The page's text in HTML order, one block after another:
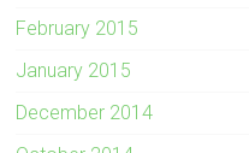
February 2015
January 2015
December 2014